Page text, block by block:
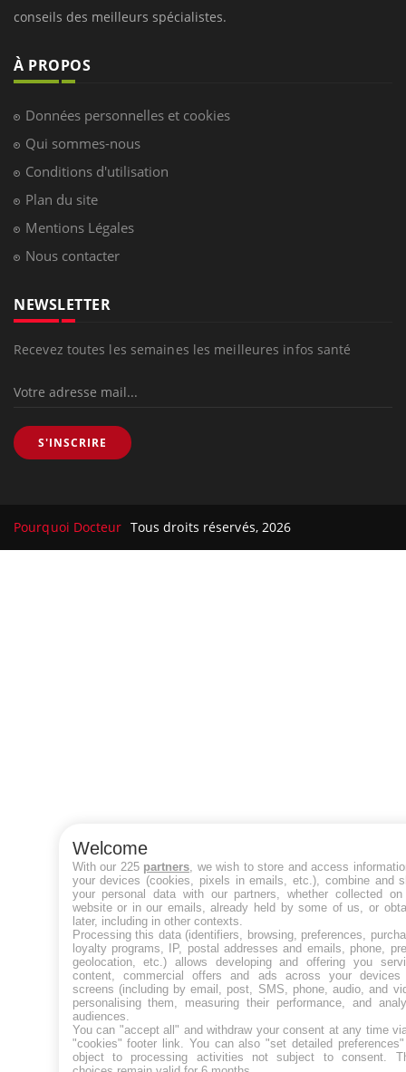
conseils des meilleurs spécialistes.
À PROPOS
Données personnelles et cookies
Qui sommes-nous
Conditions d'utilisation
Plan du site
Mentions Légales
Nous contacter
NEWSLETTER
Recevez toutes les semaines les meilleures infos santé
S'INSCRIRE
Pourquoi Docteur Tous droits réservés, 2026
Welcome
With our 225 partners , we wish to store and access
your devices (cookies, pixels in emails, etc.), combine and
your personal data with our partners, whether collected
website or in our emails, already held by some of us, or
later, including in other contexts.
Processing this data (identifiers, browsing, preferences,
loyalty programs, IP, postal addresses and emails, phone,
geolocation, etc.) allows developing and offering you
content, commercial offers and ads across your devices
screens (including by email, post, SMS, phone, audio, and
personalising them, measuring their performance, and
audiences.
You can "accept all" and withdraw your consent at any time
"cookies" footer link . You can also "set detailed
object to processing activities not subject to consent.